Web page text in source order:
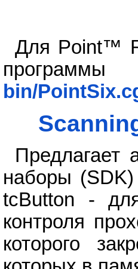
Для Point™
bin/
Предлагает
наборы
tcButton -
контроля
которого